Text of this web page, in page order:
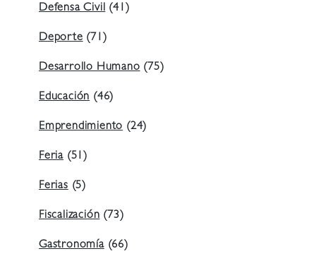
Defensa Civil (41)
Deporte (71)
Desarrollo Humano (75)
Educación (46)
Emprendimiento (24)
Feria (51)
Ferias (5)
Fiscalización (73)
Gastronomía(66)